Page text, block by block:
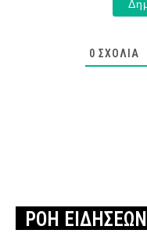
0 ΣΧΌΛΙΑ
ΡΟΗ ΕΙΔΗΣΕΩΝ